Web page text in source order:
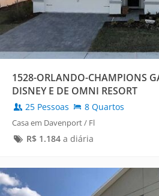
1528-ORLANDO-CHAMPIONS
DISNEY E DE OMNI RESORT
25 Pessoas 8 Quartos
Casa em Davenport / Fl
R$ 1.184a diária